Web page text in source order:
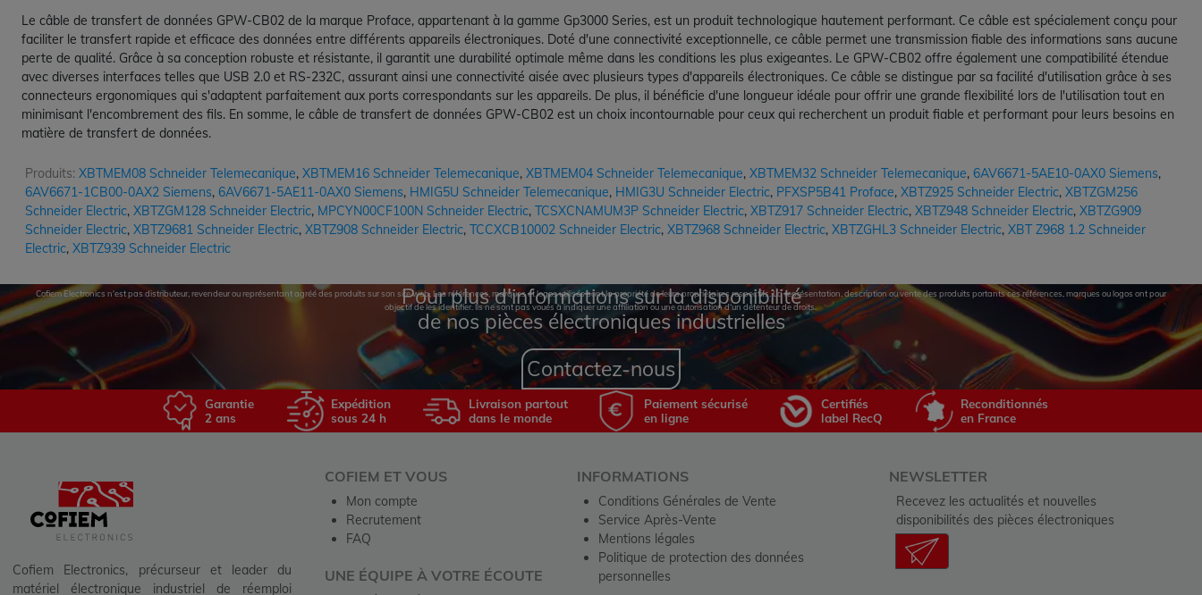
Le câble de transfert de données GPW-CB02 de la marque Proface, appartenant à la gamme Gp3000 Series, est un produit technologique hautement performant. Ce câble est spécialement conçu pour
faciliter le transfert rapide et efficace des données entre différents appareils électroniques. Doté d'une connectivité exceptionnelle, ce câble permet une transmission fiable des informations sans aucune
perte de qualité. Grâce à sa conception robuste et résistante, il garantit une durabilité optimale même dans les conditions les plus exigeantes. Le GPW-CB02 offre également une compatibilité étendue
avec diverses interfaces telles que USB 2.0 et RS-232C, assurant ainsi une connectivité aisée avec plusieurs types d'appareils électroniques. Ce câble se distingue par sa facilité d'utilisation grâce à ses
connecteurs ergonomiques qui s'adaptent parfaitement aux ports correspondants sur les appareils. De plus, il bénéficie d'une longueur idéale pour offrir une grande flexibilité lors de l'utilisation tout en
minimisant l'encombrement des fils. En somme, le câble de transfert de données GPW-CB02 est un choix incontournable pour ceux qui recherchent un produit fiable et performant pour leurs besoins en
matière de transfert de données.
Produits: XBTMEM08 Schneider Telemecanique, XBTMEM16 Schneider Telemecanique, XBTMEM04 Schneider Telemecanique, XBTMEM32 Schneider Telemecanique, 6AV6671-5AE10-0AX0 Siemens,
6AV6671-1CB00-0AX2 Siemens, 6AV6671-5AE11-0AX0 Siemens, HMIG5U Schneider Telemecanique, HMIG3U Schneider Electric, PFXSP5B41 Proface, XBTZ925 Schneider Electric, XBTZGM256
Schneider Electric, XBTZGM128 Schneider Electric, MPCYN00CF100N Schneider Electric, TCSXCNAMUM3P Schneider Electric, XBTZ917 Schneider Electric, XBTZ948 Schneider Electric, XBTZG909
Schneider Electric, XBTZ9681 Schneider Electric, XBTZ908 Schneider Electric, TCCXCB10002 Schneider Electric, XBTZ968 Schneider Electric, XBTZGHL3 Schneider Electric, XBT Z968 1.2 Schneider
Electric, XBTZ939 Schneider Electric
Cofiem Electronics n'est pas distributeur, revendeur ou représentant agréé des produits sur son site web. Les références, marques et logos utilisés sont la propriété de leurs propriétaires respectifs. La représentation, description ou vente des produits portants ces références, marques ou logos ont pour
objectif de les identifier. Ils ne sont pas voués à indiquer une affiliation ou une autorisation d'un détenteur de droits.
Pour plus d'informations sur la disponibilité
de nos pièces électroniques industrielles
Contactez-nous
Garantie
2 ans
Expédition
sous 24 h
Livraison partout
dans le monde
Paiement sécurisé
en ligne
Certifiés
label RecQ
Reconditionnés
en France
Cofiem Electronics, précurseur et leader du
matériel électronique industriel de réemploi
COFIEM ET VOUS
Mon compte
Recrutement
FAQ
UNE ÉQUIPE À VOTRE ÉCOUTE
INFORMATIONS
Conditions Générales de Vente
Service Après-Vente
Mentions légales
Politique de protection des données
personnelles
NEWSLETTER
Recevez les actualités et nouvelles
disponibilités des pièces électroniques